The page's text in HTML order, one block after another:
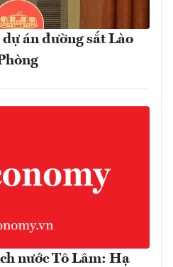
án đường sắt Lào
nước Tô Lâm: Hạ